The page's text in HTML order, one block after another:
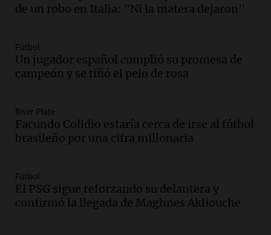
Episodios
traerá más lluvias y eventos extremos
durante la primavera
Informados al regreso
restablecer el servicio de electricidad
tras fuertes vientos
Panorama Federal
Audio.
los empresarios del país cree que la
economía mejorará el próximo año
de un robo en Italia: "Ni la matera dejaron"
Fútbol
Un jugador español cumplió su promesa de
campeón y se tiñó el pelo de rosa
River Plate
Facundo Colidio estaría cerca de irse al fútbol
brasileño por una cifra millonaria
Fútbol
El PSG sigue reforzando su delantera y
confirmó la llegada de Maghnes Akliouche